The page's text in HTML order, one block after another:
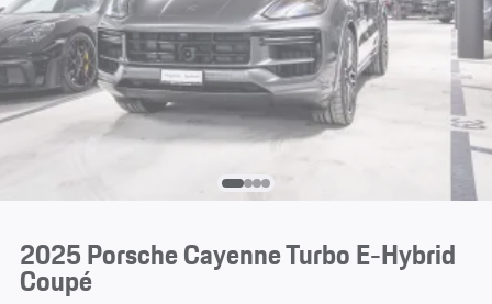
2025 Porsche Cayenne Turbo E-Hybrid
Coupé